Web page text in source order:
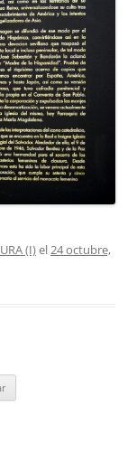
(I)el 24 octubre,